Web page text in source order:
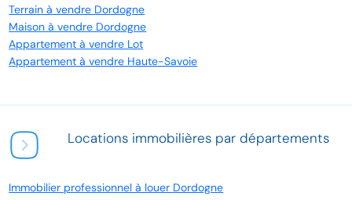
Terrain à vendre Dordogne
Maison à vendre Dordogne
Appartement à vendre Lot
Appartement à vendre Haute-Savoie
Locations immobilières par départements
Immobilier professionnel à louer Dordogne